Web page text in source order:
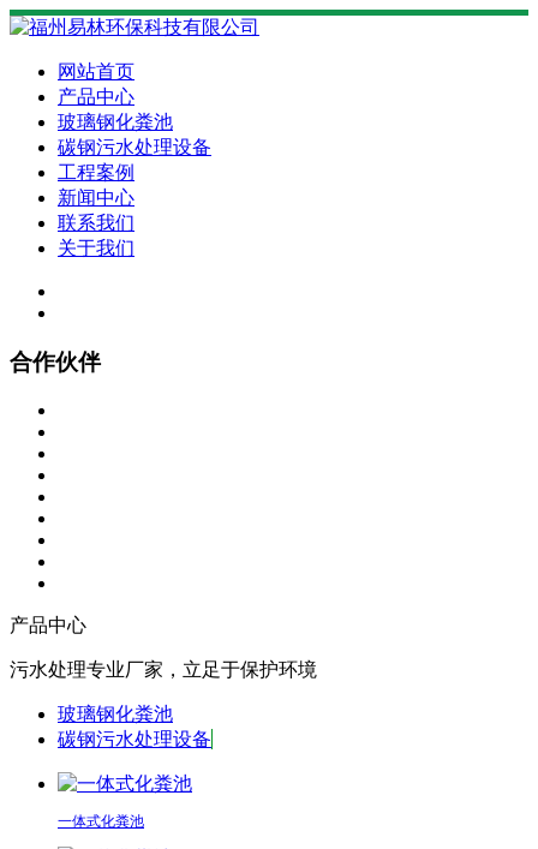
网站首页
产品中心
玻璃钢化粪池
碳钢污水处理设备
工程案例
新闻中心
联系我们
关于我们
合作伙伴
产品中心
污水处理专业厂家，立足于保护环境
玻璃钢化粪池
碳钢污水处理设备
一体式化粪池